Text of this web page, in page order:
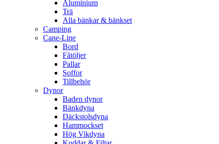
Aluminium
Trä
Alla bänkar & bänkset
Camping
Cane-Line
Bord
Fåtöljer
Pallar
Soffor
Tillbehör
Dynor
Baden dynor
Bänkdyna
Däckstolsdyna
Hammockset
Hög Vikdyna